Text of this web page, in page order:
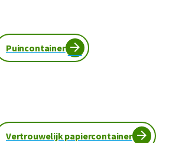
Puincontainer
Vertrouwelijk papiercontainer